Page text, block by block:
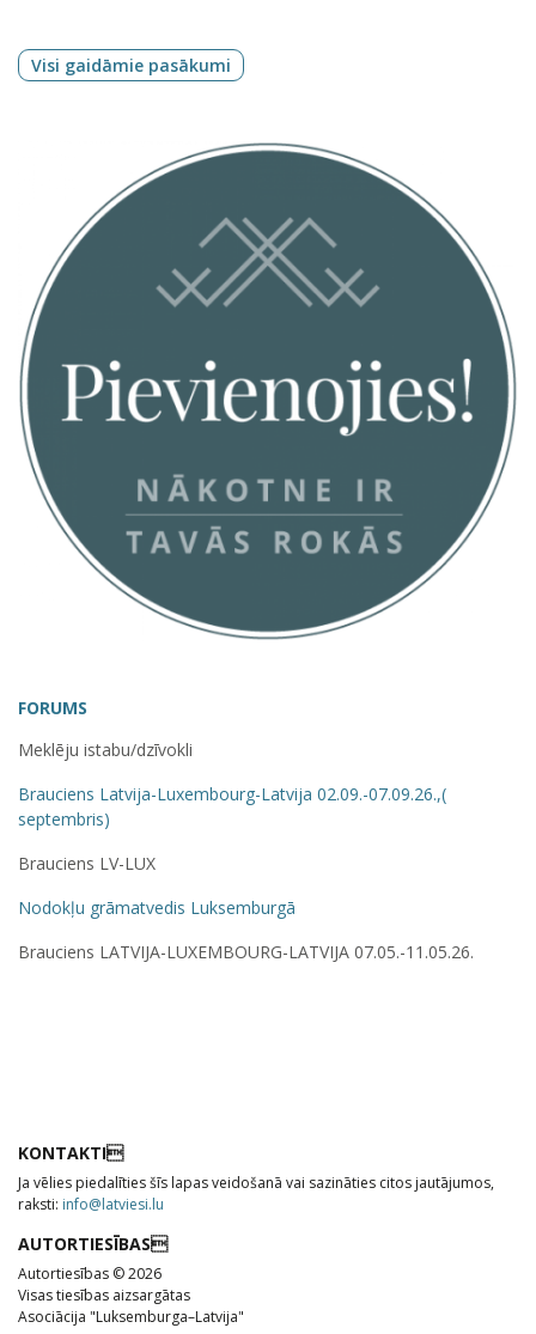
Visi gaidāmie pasākumi
FORUMS
Meklēju istabu/dzīvokli
Brauciens Latvija-Luxembourg-Latvija 02.09.-07.09.26.,(
septembris)
Brauciens LV-LUX
Nodokļu grāmatvedis Luksemburgā
Brauciens LATVIJA-LUXEMBOURG-LATVIJA 07.05.-11.05.26.
KONTAKTI
Ja vēlies piedalīties šīs lapas veidošanā vai sazināties citos jautājumos,
raksti: info@latviesi.lu
AUTORTIESĪBAS
Autortiesības © 2026
Visas tiesības aizsargātas
Asociācija "Luksemburga–Latvija"